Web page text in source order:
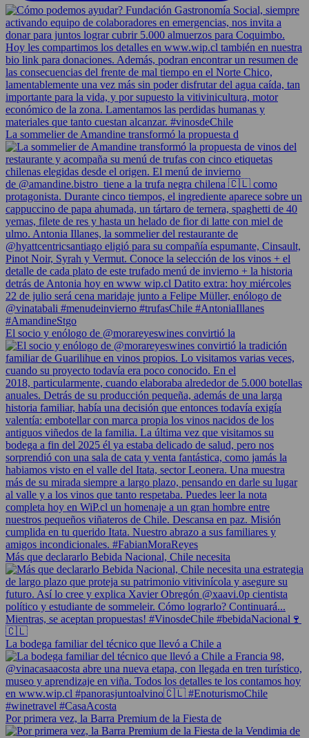
La sommelier de Amandine transformó la propuesta d
El socio y enólogo de @morareyeswines convirtió la
Más que declararlo Bebida Nacional, Chile necesita
La bodega familiar del técnico que llevó a Chile a
Por primera vez, la Barra Premium de la Fiesta de